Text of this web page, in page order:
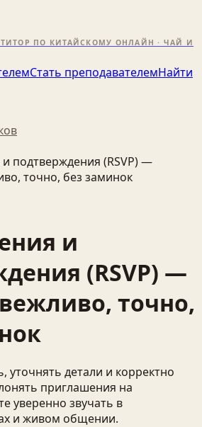
ПО КИТАЙСКОМУ ОНЛАЙН · ЧАЙ И
Стать преподавателемНайти
подтверждения (RSVP) —
точно, без заминок
и
(RSVP) —
точно,
уточнять детали и корректно
приглашения на
уверенно звучать в
и живом общении.